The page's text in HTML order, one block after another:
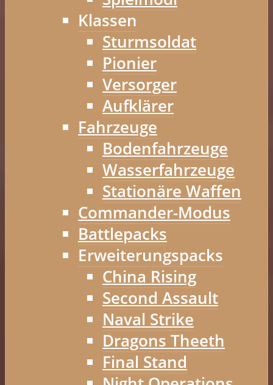
Klassen
Sturmsoldat
Pionier
Versorger
Aufklärer
Fahrzeuge
Bodenfahrzeuge
Wasserfahrzeuge
Stationäre Waffen
Commander-Modus
Battlepacks
Erweiterungspacks
China Rising
Second Assault
Naval Strike
Dragons Theeth
Final Stand